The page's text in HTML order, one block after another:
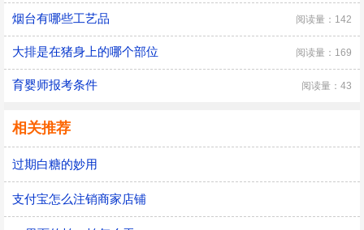
烟台有哪些工艺品 阅读量：142
大排是在猪身上的哪个部位 阅读量：169
育婴师报考条件 阅读量：43
相关推荐
过期白糖的妙用
支付宝怎么注销商家店铺